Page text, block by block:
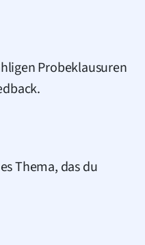
Probeklausuren
Thema, das du